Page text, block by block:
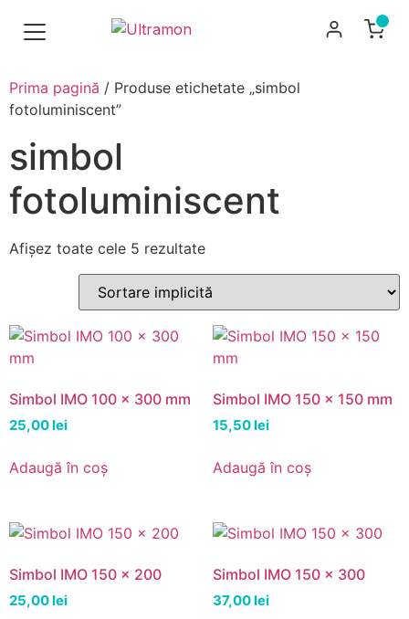
Prima pagină / Produse etichetate „simbol
fotoluminiscent”
simbol
fotoluminiscent
Afișez toate cele 5 rezultate
Simbol IMO 100 x 300 mm
25,00lei
Adaugă în coș
Simbol IMO 150 x 150 mm
15,50lei
Adaugă în coș
Simbol IMO 150 x 200
25,00lei
Simbol IMO 150 x 300
37,00lei